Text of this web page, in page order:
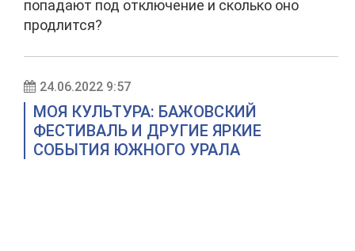
попадают под отключение и сколько оно
продлится?
24.06.2022 9:57
МОЯ КУЛЬТУРА: БАЖОВСКИЙ
ФЕСТИВАЛЬ И ДРУГИЕ ЯРКИЕ
СОБЫТИЯ ЮЖНОГО УРАЛА